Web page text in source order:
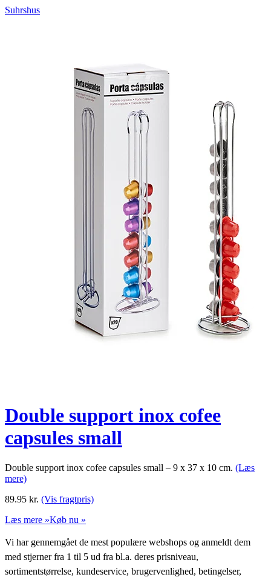
Suhrshus
Double support inox cofee
capsules small
Double support inox cofee capsules small – 9 x 37 x 10 cm. (Læs
mere)
89.95 kr. (Vis fragtpris)
Læs mere »Køb nu »
Vi har gennemgået de mest populære webshops og anmeldt dem
med stjerner fra 1 til 5 ud fra bl.a. deres prisniveau,
sortimentstørrelse, kundeservice, brugervenlighed, betingelser,